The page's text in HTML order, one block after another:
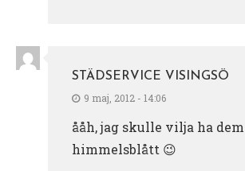
STÄDSERVICE VISINGSÖ
9 maj, 2012 - 14:06
ååh, jag skulle vilja ha
himmelsblått 😉